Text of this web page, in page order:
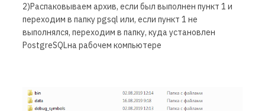
2)Распаковываем архив, если был выполнен пункт 1 и
переходим в папку pgsql или, если пункт 1 не
выполнялся, переходим в папку, куда установлен
PostgreSQLна рабочем компьютере